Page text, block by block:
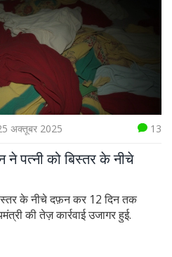
अक्तूबर 2025 13
ने पत्नी को बिस्तर के नीचे
के नीचे दफ़न कर 12 दिन तक
की तेज़ कार्रवाई उजागर हुई.